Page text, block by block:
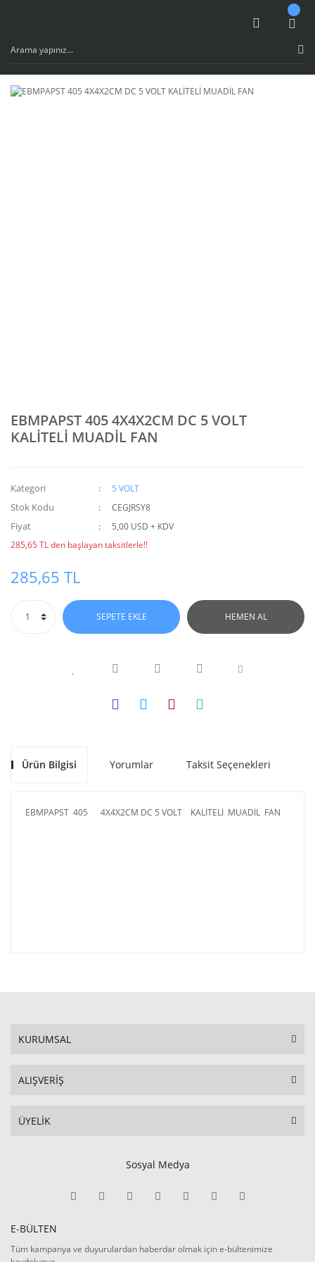
EBMPAPST 405 4X4X2CM DC 5 VOLT
KALİTELİ MUADİL FAN
Kategori 5 VOLT
Stok Kodu CEGJRSY8
Fiyat
5,00 USD + KDV
285,65 TL den başlayan taksitlerle!!
285,65 TL
SEPETE EKLE HEMEN AL
Ürün Bilgisi Yorumlar Taksit Seçenekleri
EBMPAPST 405 4X4X2CM DC 5 VOLT KALİTELİ MUADİL FAN
KURUMSAL
ALIŞVERİŞ
ÜYELİK
Sosyal Medya
E-BÜLTEN
Tüm kampanya ve duyurulardan haberdar olmak için e-bültenimize